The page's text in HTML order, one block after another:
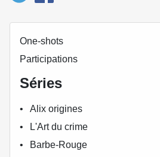
One-shots
Participations
Séries
Alix origines
L'Art du crime
Barbe-Rouge